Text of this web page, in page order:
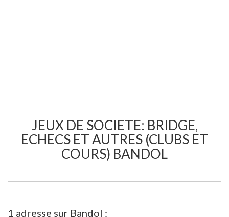
JEUX DE SOCIETE: BRIDGE,
ECHECS ET AUTRES (CLUBS ET
COURS) BANDOL
1 adresse sur Bandol :